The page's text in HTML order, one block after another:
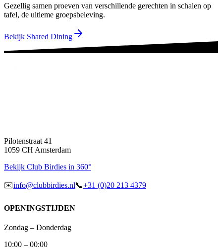
Gezellig samen proeven van verschillende gerechten in schalen op
tafel, de ultieme groepsbeleving.
Bekijk Shared Dining
Pilotenstraat 41
1059 CH Amsterdam
Bekijk Club Birdies in 360°
✉️info@clubbirdies.nl📞+31 (0)20 213 4379
OPENINGSTIJDEN
Zondag – Donderdag
10:00 – 00:00